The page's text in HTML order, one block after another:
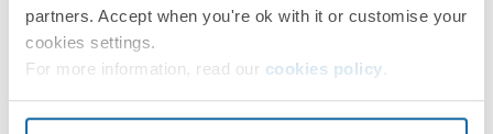
partners. Accept when you're ok with it or customise your
cookies settings.
For more information, read our cookies policy
Novidade
36010393-039